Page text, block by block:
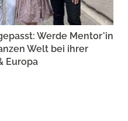
Werde Mentor*in
Welt bei ihrer
Europa